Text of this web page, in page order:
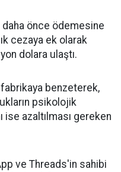
daha önce ödemesine
cezaya ek olarak
dolara ulaştı.
fabrikaya benzeterek,
psikolojik
ise azaltılması gereken
ve Threads'in sahibi